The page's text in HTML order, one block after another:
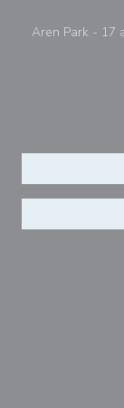
Aren Park - 17